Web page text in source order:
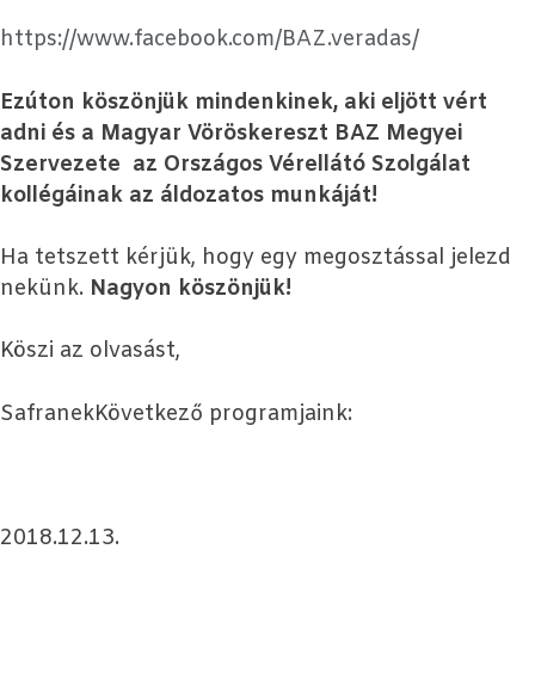
https://www.facebook.com/BAZ.veradas/
Ezúton köszönjük mindenkinek, aki eljött vért
adni és a Magyar Vöröskereszt BAZ Megyei
Szervezete az Országos Vérellátó Szolgálat
kollégáinak az áldozatos munkáját!
Ha tetszett kérjük, hogy egy megosztással jelezd
nekünk. Nagyon köszönjük!
Köszi az olvasást,
SafranekKövetkező programjaink:
2018.12.13.